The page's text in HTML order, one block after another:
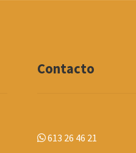
Contacto
613 26 46 21